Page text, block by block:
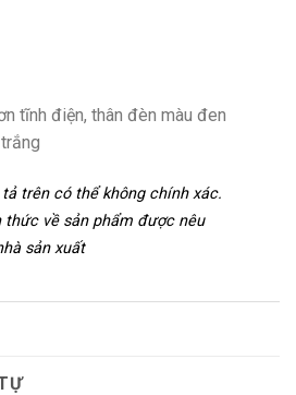
tĩnh điện, thân đèn màu đen
trên có thể không chính xác.
về sản phẩm được nêu
sản xuất